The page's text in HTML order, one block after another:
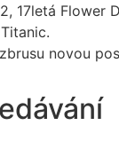
17letá Flower
novou